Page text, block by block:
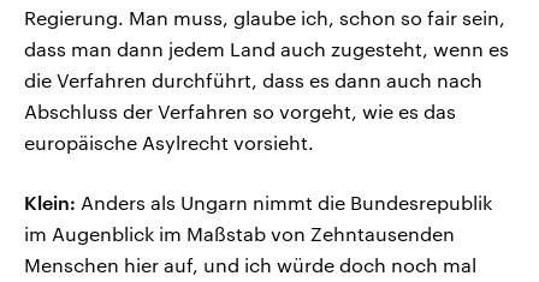
Regierung. Man muss, glaube ich, schon so fair sein,
dass man dann jedem Land auch zugesteht, wenn es
die Verfahren durchführt, dass es dann auch nach
Abschluss der Verfahren so vorgeht, wie es das
europäische Asylrecht vorsieht.
Klein: Anders als Ungarn nimmt die Bundesrepublik
im Augenblick im Maßstab von Zehntausenden
Menschen hier auf, und ich würde doch noch mal